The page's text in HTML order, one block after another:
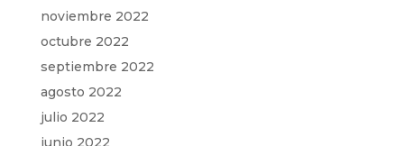
noviembre 2022
octubre 2022
septiembre 2022
agosto 2022
julio 2022
junio 2022